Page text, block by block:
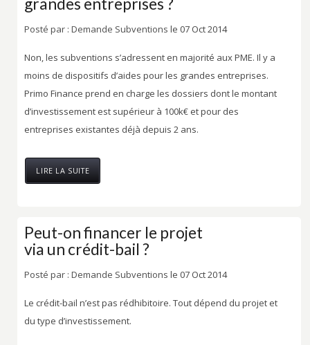
Posté par : Demande Subventions le 07 Oct 2014
Non, les subventions s’adressent en majorité aux PME. Il y a
moins de dispositifs d’aides pour les grandes entreprises.
Primo Finance prend en charge les dossiers dont le montant
d’investissement est supérieur à 100k€ et pour des
entreprises existantes déjà depuis 2 ans.
LIRE LA SUITE
Peut-on financer le projet
via un crédit-bail ?
Posté par : Demande Subventions le 07 Oct 2014
Le crédit-bail n’est pas rédhibitoire. Tout dépend du projet et
du type d’investissement.